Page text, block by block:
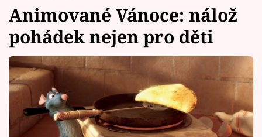
Témata
Celebrity
Vztahy
Seriály
Animované Vánoce: nálož
pohádek nejen pro děti